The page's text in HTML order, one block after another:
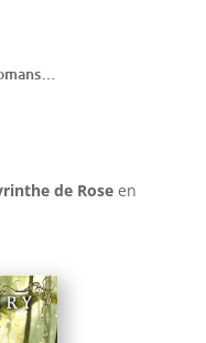
de Roseen